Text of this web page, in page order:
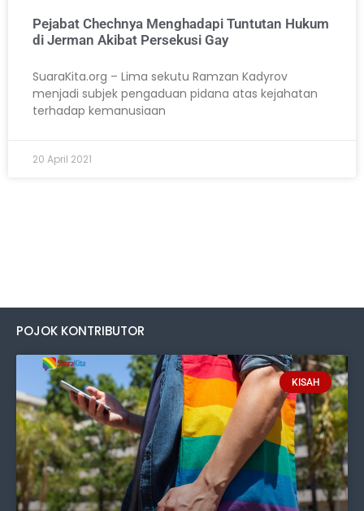
Pejabat Chechnya Menghadapi Tuntutan Hukum
di Jerman Akibat Persekusi Gay
SuaraKita.org – Lima sekutu Ramzan Kadyrov
menjadi subjek pengaduan pidana atas kejahatan
terhadap kemanusiaan
20 April 2021
POJOK KONTRIBUTOR
KISAH